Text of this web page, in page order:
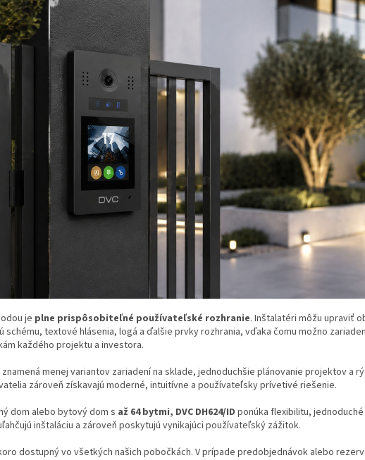
je plne prispôsobiteľné používateľské rozhranie. Inštalatéri môžu upraviť
textové hlásenia, logá a ďalšie prvky rozhrania, vďaka čomu možno
každého projektu a investora.
menej variantov zariadení na sklade, jednoduchšie plánovanie projektov a
zároveň získavajú moderné, intuitívne a používateľsky prívetivé riešenie.
dom alebo bytový dom s až 64 bytmi, DVC DH624/ID ponúka flexibilitu,
inštaláciu a zároveň poskytujú vynikajúci používateľský zážitok.
dostupný vo všetkých našich pobočkách. V prípade predobjednávok alebo